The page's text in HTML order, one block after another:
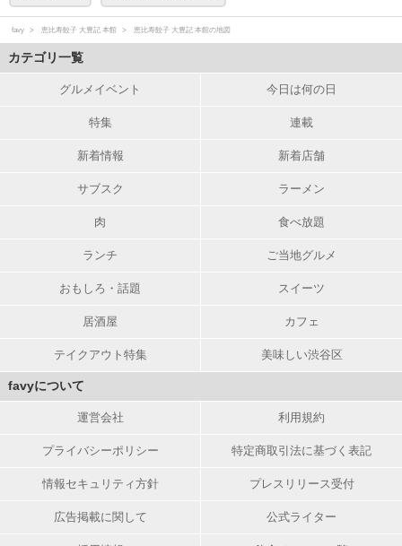
favy 恵比寿餃子 大豊記 本館 恵比寿餃子 大豊記 本館の地図
カテゴリ一覧
グルメイベント 今日は何の日
特集 連載
新着情報 新着店舗
サブスク ラーメン
肉 食べ放題
ランチ ご当地グルメ
おもしろ・話題 スイーツ
居酒屋 カフェ
テイクアウト特集 美味しい渋谷区
favyについて
運営会社 利用規約
プライバシーポリシー 特定商取引法に基づく表記
情報セキュリティ方針 プレスリリース受付
広告掲載に関して 公式ライター